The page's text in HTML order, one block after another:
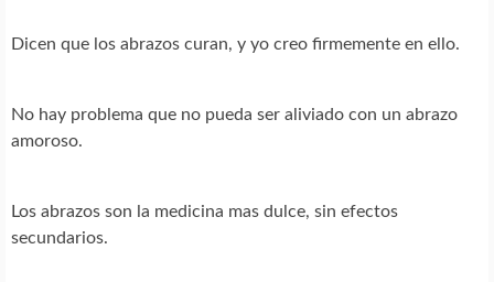
Dicen que los abrazos curan, y yo creo firmemente en ello.
No hay problema que no pueda ser aliviado con un abrazo
amoroso.
Los abrazos son la medicina mas dulce, sin efectos
secundarios.